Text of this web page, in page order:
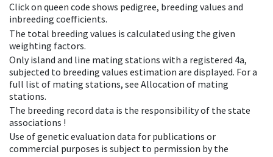
Click on queen code shows pedigree, breeding values and
inbreeding coefficients.
The total breeding values is calculated using the given
weighting factors.
Only island and line mating stations with a registered 4a,
subjected to breeding values estimation are displayed. For a
full list of mating stations, see Allocation of mating
stations.
The breeding record data is the responsibility of the state
associations !
Use of genetic evaluation data for publications or
commercial purposes is subject to permission by the